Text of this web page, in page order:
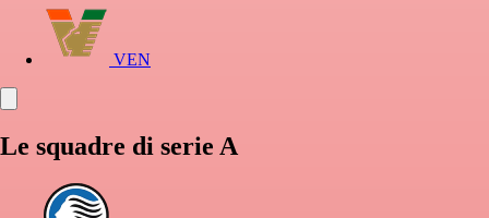
VEN
Le squadre di serie A